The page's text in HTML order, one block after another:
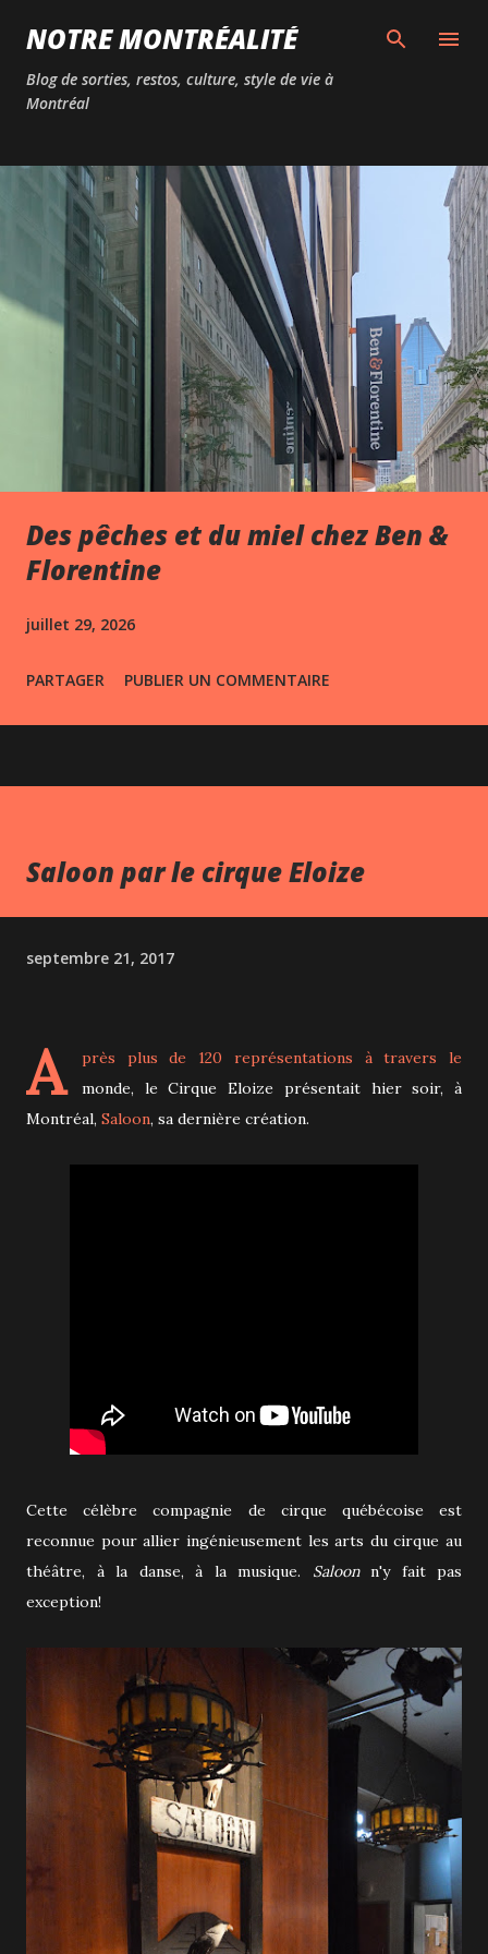
Passer au contenu principal
NOTRE MONTRÉALITÉ
Blog de sorties, restos, culture, style de vie à
Montréal
Des pêches et du miel chez Ben &
Florentine
juillet 29, 2026
PARTAGER PUBLIER UN COMMENTAIRE
Saloon par le cirque Eloize
septembre 21, 2017
A
près plus de 120 représentations à travers le
monde, le Cirque Eloize présentait hier soir, à
Montréal, Saloon, sa dernière création.
Cette célèbre compagnie de cirque québécoise est
reconnue pour allier ingénieusement les arts du cirque au
théâtre, à la danse, à la musique. Saloon n'y fait pas
exception!